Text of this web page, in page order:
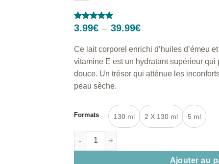
Noté5sur
1
client
3.99€ – 39.99€Plage
3.99€
39.99€
Ce lait corporel enrichi d’huiles d’émeu
vitamine E est un hydratant supérieur
douce. Un trésor qui atténue les
peau sèche.
Formats 130 ml 2 X 130 ml 5 ml
quantité de Lait hydratant corporel - Huile
Ajouter au